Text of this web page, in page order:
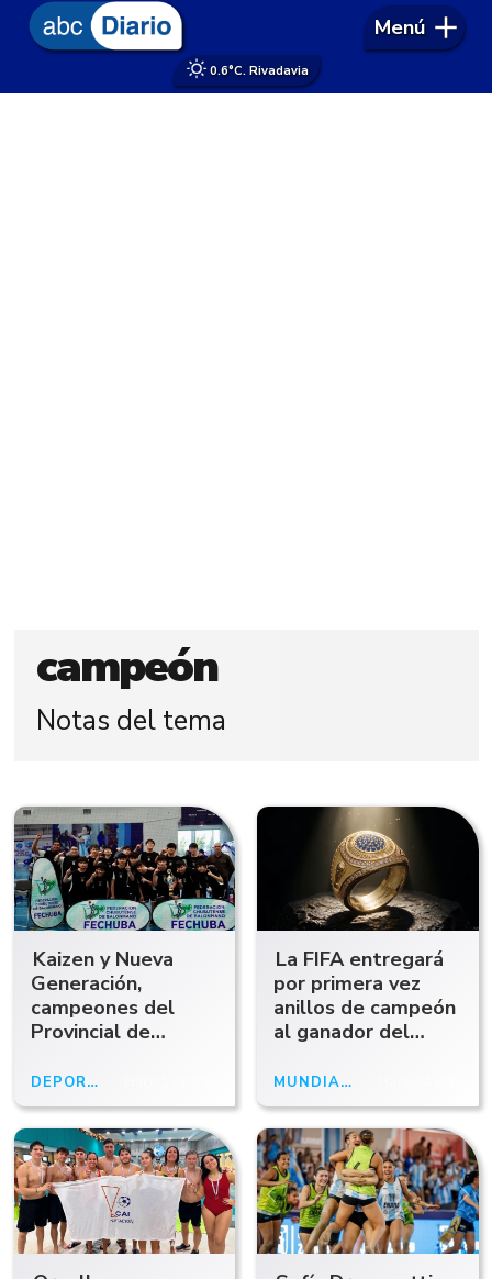
0.6°C. Rivadavia
Menú
campeón
Notas del tema
Kaizen y Nueva
Generación,
campeones del
Provincial de
Comodoro
Rivadavia
DEPORTES
La FIFA entregará
por primera vez
anillos de campeón
al ganador del
MUNDIAL 2026